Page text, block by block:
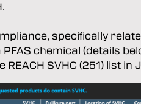
specifically
PFAS chemical (details
REACH SVHC (251) list in